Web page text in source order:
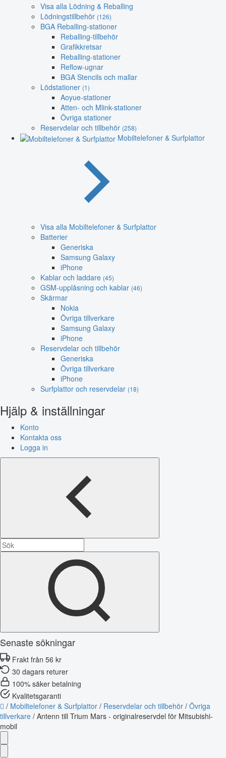
Visa alla Lödning & Reballing
Lödningstillbehör (126)
BGA Reballing-stationer
Reballing-tillbehör
Grafikkretsar
Reballing-stationer
Reflow-ugnar
BGA Stencils och mallar
Lödstationer (1)
Aoyue-stationer
Atten- och Mlink-stationer
Övriga stationer
Reservdelar och tillbehör (258)
Mobiltelefoner & Surfplattor
Visa alla Mobiltelefoner & Surfplattor
Batterier
Generiska
Samsung Galaxy
iPhone
Kablar och laddare (45)
GSM-upplåsning och kablar (46)
Skärmar
Nokia
Övriga tillverkare
Samsung Galaxy
iPhone
Reservdelar och tillbehör
Generiska
Övriga tillverkare
iPhone
Surfplattor och reservdelar (18)
Hjälp & inställningar
Konto
Kontakta oss
Logga in
Senaste sökningar
Frakt från 56 kr
30 dagars returer
100% säker betalning
Kvalitetsgaranti
/ Mobiltelefoner & Surfplattor / Reservdelar och tillbehör / Övriga
tillverkare / Antenn till Trium Mars - originalreservdel för Mitsubishi-
mobil